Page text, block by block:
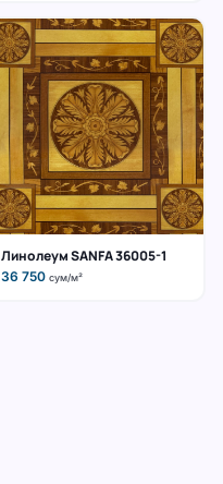
Линолеум SANFA 36005-1
36 750 сум/м²